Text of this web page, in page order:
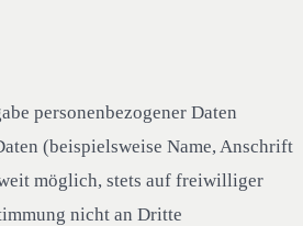
personenbezogener Daten
(beispielsweise Name, Anschrift
möglich, stets auf freiwilliger
nicht an Dritte